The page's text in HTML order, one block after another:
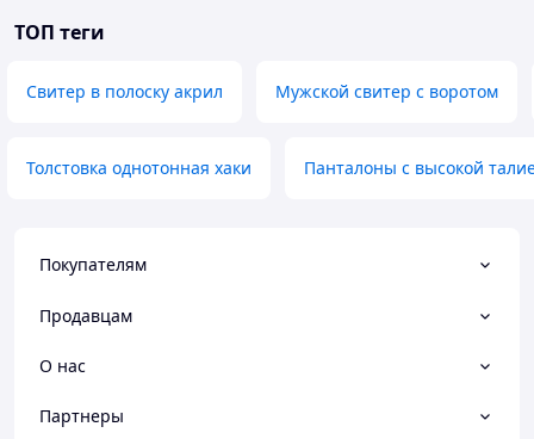
ТОП теги
Свитер в полоску акрил Мужской свитер с воротом
Толстовка однотонная хаки Панталоны с высокой
Покупателям
Продавцам
О нас
Партнеры